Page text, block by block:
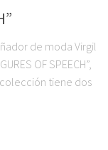
de moda Virgil
OF SPEECH”,
tiene dos